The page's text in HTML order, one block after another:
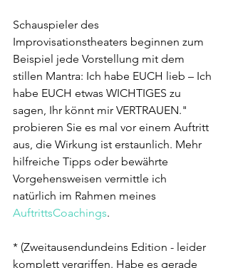
Schauspieler des
Improvisationstheaters beginnen zum
Beispiel jede Vorstellung mit dem
stillen Mantra: Ich habe EUCH lieb – Ich
habe EUCH etwas WICHTIGES zu
sagen, Ihr könnt mir VERTRAUEN."
probieren Sie es mal vor einem Auftritt
aus, die Wirkung ist erstaunlich. Mehr
hilfreiche Tipps oder bewährte
Vorgehensweisen vermittle ich
natürlich im Rahmen meines
AuftrittsCoachings.
* (Zweitausendundeins Edition - leider
komplett vergriffen. Habe es gerade